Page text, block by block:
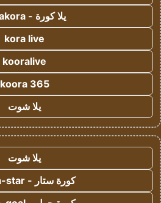
يلا كورة - yallakora
kora live
kooralive
koora 365
يلا شوت
يلا شوت
كورة ستار - koora-star